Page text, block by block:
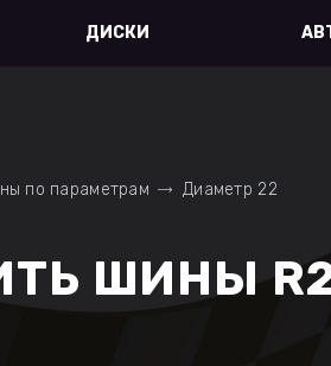
ДИСКИ
по параметрам Диаметр 22
ШИНЫ